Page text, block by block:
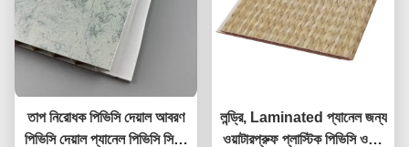
তাপ নিরোধক পিভিসি দেয়াল আবরণ
পিভিসি দেয়াল প্যানেল পিভিসি সিলিং
লন্ড্রি, Laminated প্যানেল জন্য
ওয়াটারপ্রুফ প্লাস্টিক পিভিসি ওয়াল